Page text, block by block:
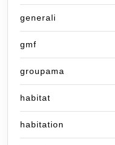
generali
gmf
groupama
habitat
habitation